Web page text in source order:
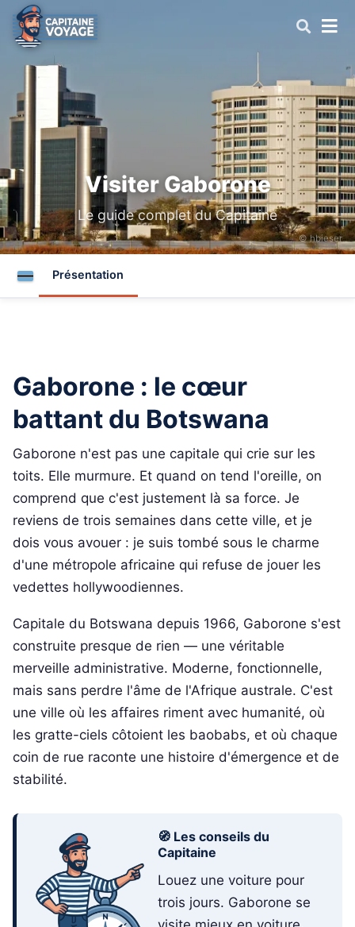
Visiter Gaborone
Le guide complet du Capitaine
© hbieser
Présentation
Gaborone : le cœur
battant du Botswana
Gaborone n'est pas une capitale qui crie sur les
toits. Elle murmure. Et quand on tend l'oreille, on
comprend que c'est justement là sa force. Je
reviens de trois semaines dans cette ville, et je
dois vous avouer : je suis tombé sous le charme
d'une métropole africaine qui refuse de jouer les
vedettes hollywoodiennes.
Capitale du Botswana depuis 1966, Gaborone s'est
construite presque de rien — une véritable
merveille administrative. Moderne, fonctionnelle,
mais sans perdre l'âme de l'Afrique australe. C'est
une ville où les affaires riment avec humanité, où
les gratte-ciels côtoient les baobabs, et où chaque
coin de rue raconte une histoire d'émergence et de
stabilité.
🧭 Les conseils du
Capitaine
Louez une voiture pour
trois jours. Gaborone se